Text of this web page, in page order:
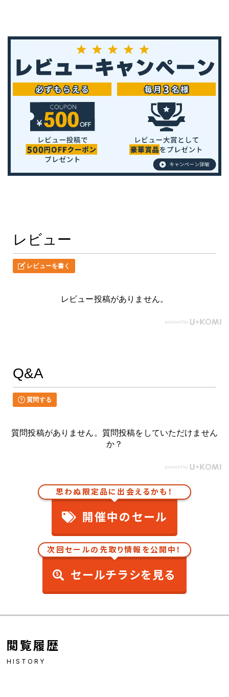
レビュー
レビューを書く
レビュー投稿がありません。
Q&A
質問する
質問投稿がありません。質問投稿をしていただけません
か？
思わぬ限定品に出会えるかも！
開催中のセール
次回セールの先取り情報を公開中！
セールチラシを見る
閲覧履歴
HISTORY